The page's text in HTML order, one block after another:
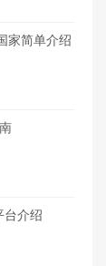
家简单介绍
台介绍